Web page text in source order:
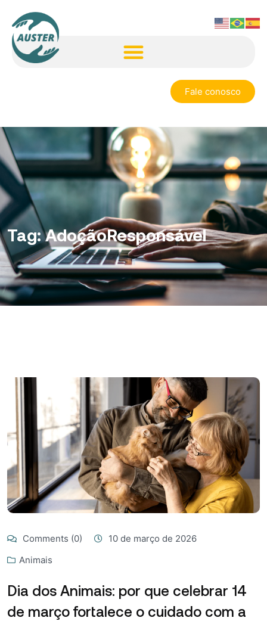
Fale conosco
Tag:AdoçãoResponsável
Comments (0)
10 de março de 2026
Animais
Dia dos Animais: por que celebrar 14
de março fortalece o cuidado com a